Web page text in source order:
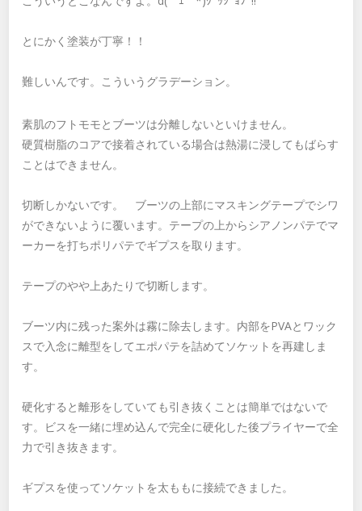
とにかく塗装が丁寧！！
難しいんです。こういうグラデーション。
素肌のフトモモとブーツは分離しないといけません。
硬質樹脂のコアで接着されている場合は熱湯に浸してもばらす
ことはできません。
切断しかないです。 ブーツの上部にマスキングテープでシワ
ができないように覆います。テープの上からシアノンパテでマ
ーカーを打ちポリパテでギプスを取ります。
テープのやや上あたりで切断します。
ブーツ内に残った案外は霧に除去します。内部をPVAとワック
スで入念に離型をしてエポパテを詰めてソケットを再建しま
す。
硬化すると離形をしていても引き抜くことは簡単ではないで
す。ビスを一緒に埋め込んで完全に硬化した後プライヤーで全
力で引き抜きます。
ギプスを使ってソケットを太ももに接続できました。